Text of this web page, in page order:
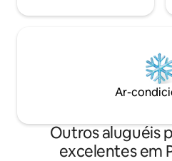
Ar-
Outros aluguéis
excelentes em